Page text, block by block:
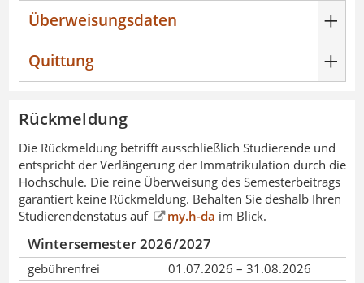
Überweisungsdaten
Quittung
Rückmeldung
Die Rückmeldung betrifft ausschließlich Studierende und
entspricht der Verlängerung der Immatrikulation durch die
Hochschule. Die reine Überweisung des Semesterbeitrags
garantiert keine Rückmeldung. Behalten Sie deshalb Ihren
Studierendenstatus auf
my.h-da im Blick.
Wintersemester 2026/2027
gebührenfrei
01.07.2026 – 31.08.2026